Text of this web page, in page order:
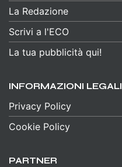
La Redazione
Scrivi a l'ECO
La tua pubblicità qui!
INFORMAZIONI LEGALI
Privacy Policy
Cookie Policy
PARTNER